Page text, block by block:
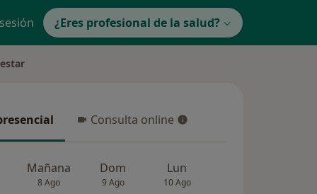
¿Eres profesional de la salud?
Consulta online
Consulta online
Mañana
8 Ago
Dom
9 Ago
Lun
10 Ago